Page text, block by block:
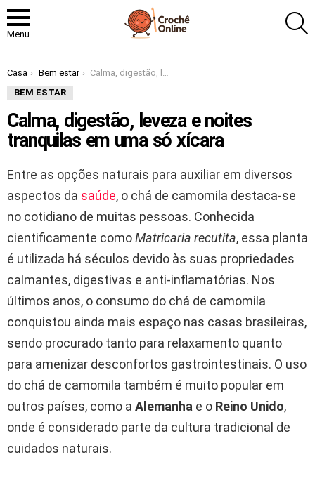
Menu
Você está aqui:
Casa Bem estar
Calma, digestão, leveza e noites tranquilas em uma só xícara
BEM ESTAR
Calma, digestão, leveza e noites
tranquilas em uma só xícara
Entre as opções naturais para auxiliar em diversos
aspectos da saúde, o chá de camomila destaca-se
no cotidiano de muitas pessoas. Conhecida
cientificamente comoMatricaria recutita, essa planta
é utilizada há séculos devido às suas propriedades
calmantes, digestivas e anti-inflamatórias. Nos
últimos anos, o consumo do chá de camomila
conquistou ainda mais espaço nas casas brasileiras,
sendo procurado tanto para relaxamento quanto
para amenizar desconfortos gastrointestinais. O uso
do chá de camomila também é muito popular em
outros países, como a Alemanha e o Reino Unido,
onde é considerado parte da cultura tradicional de
cuidados naturais.